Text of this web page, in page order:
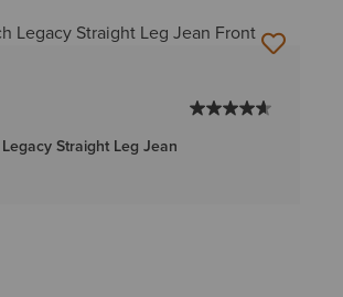
Straight Leg Jean